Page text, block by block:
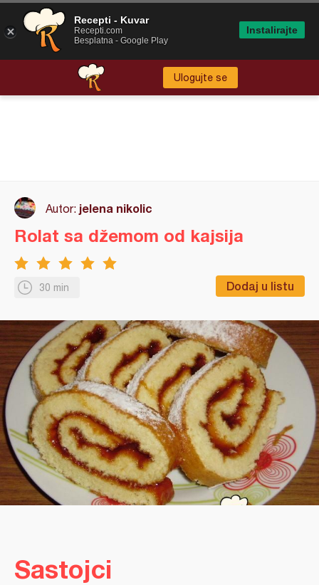
Ulogujte se
Autor: jelena nikolic
30 min Dodaj u listu
Rolat sa džemom od kajsija
Sastojci
Recepti - Kuvar
Recepti.com
Besplatna - Google Play
Instalirajte